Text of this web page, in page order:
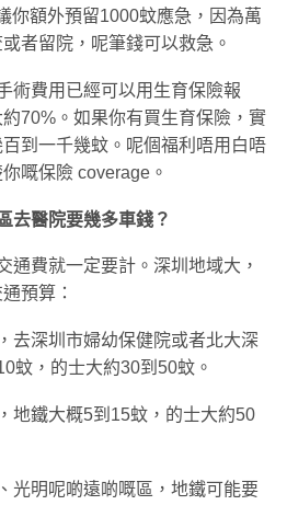
你額外預留1000蚊應急，因為萬
者留院，呢筆錢可以救急。
術費用已經可以用生育保險報
70%。如果你有買生育保險，實
到一千幾蚊。呢個福利唔用白唔
嘅保險 coverage。
去醫院要幾多車錢？
通費就一定要計。深圳地域大，
預算：
去深圳市婦幼保健院或者北大深
蚊，的士大約30到50蚊。
地鐵大概5到15蚊，的士大約50
光明呢啲遠啲嘅區，地鐵可能要